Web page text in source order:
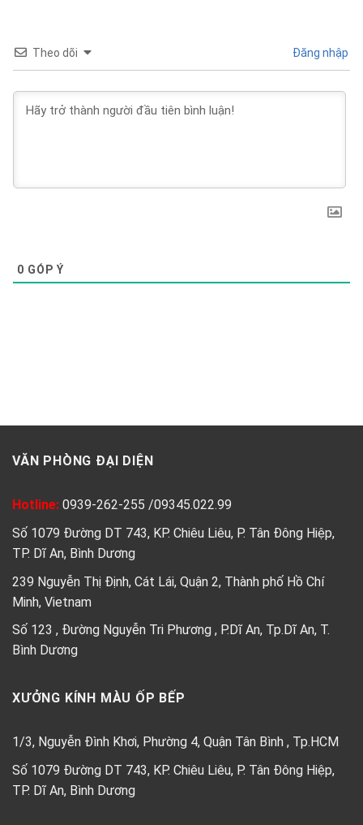
Theo dõi Đăng nhập
0 GÓP Ý
VĂN PHÒNG ĐẠI DIỆN
Hotline: 0939-262-255 /09345.022.99
Số 1079 Đường DT 743, KP. Chiêu Liêu, P. Tân Đông Hiệp,
TP. Dĩ An, Bình Dương
239 Nguyễn Thị Định, Cát Lái, Quận 2, Thành phố Hồ Chí
Minh, Vietnam
Số 123 , Đường Nguyễn Tri Phương , P.Dĩ An, Tp.Dĩ An, T.
Bình Dương
XƯỞNG KÍNH MÀU ỐP BẾP
1/3, Nguyễn Đình Khơi, Phường 4, Quận Tân Bình , Tp.HCM
Số 1079 Đường DT 743, KP. Chiêu Liêu, P. Tân Đông Hiệp,
TP. Dĩ An, Bình Dương